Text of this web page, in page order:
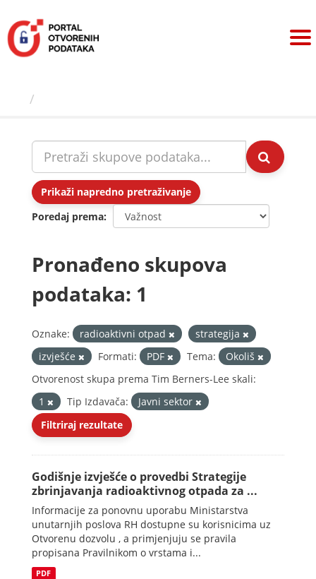
sadržaj
Prikaži napredno pretraživanje
Poredaj prema
Pronađeno skupova
podataka: 1
Oznake: radioaktivni otpad
strategija
izvješće
Formati: PDF Tema:
Okoliš
Otvorenost skupa prema Tim Berners-Lee skali:
1
Tip Izdavača:
Javni sektor
Filtriraj rezultate
Godišnje izvješće o provedbi Strategije
zbrinjavanja radioaktivnog otpada za ...
Informacije za ponovnu uporabu Ministarstva
unutarnjih poslova RH dostupne su korisnicima uz
Otvorenu dozvolu , a primjenjuju se pravila
propisana Pravilnikom o vrstama i...
PDF